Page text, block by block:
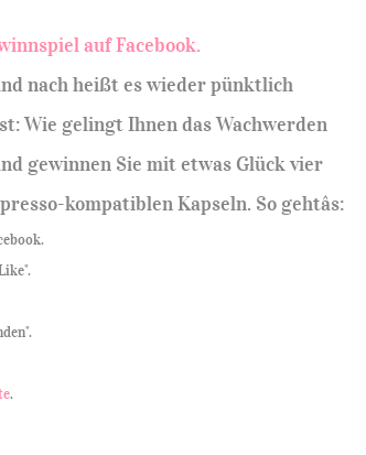
nach heißt es wieder pünktlich
Wie gelingt Ihnen das Wachwerden
gewinnen Sie mit etwas Glück vier
kompatiblen Kapseln. So gehtâs:
.